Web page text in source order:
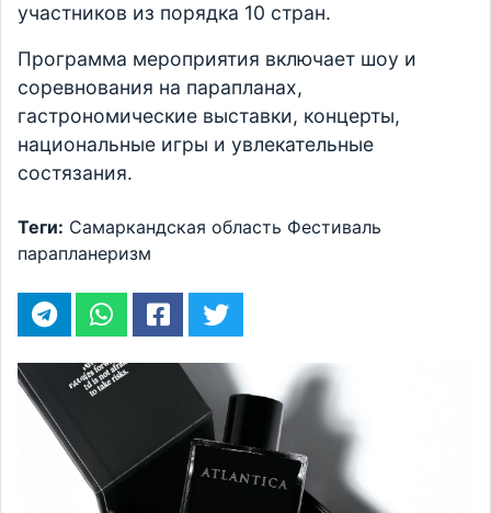
участников из порядка 10 стран.
Программа мероприятия включает шоу и
соревнования на парапланах,
гастрономические выставки, концерты,
национальные игры и увлекательные
состязания.
Теги: Самаркандская область Фестиваль
парапланеризм